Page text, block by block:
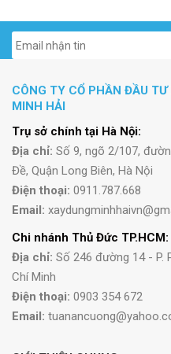
CÔNG TY CỔ PHẦN ĐẦU
MINH HẢI
Trụ sở chính tại Hà Nội:
Địa chỉ: Số 9, ngõ 2/107,
Đề, Quận Long Biên, Hà Nội
Điện thoại: 0911.787.668
Email:
Chi nhánh Thủ Đức TP.HCM:
Địa chỉ: Số 246 đường 14 - P.
Chí Minh
Điện thoại: 0903 354 672
Email: